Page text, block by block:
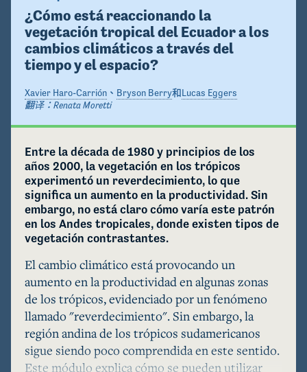
¿Cómo está reaccionando la
vegetación tropical del Ecuador a los
cambios climáticos a través del
tiempo y el espacio?
Xavier Haro-Carrión 、 Bryson Berry和Lucas Eggers
翻译：Renata Moretti
Entre la década de 1980 y principios de los
años 2000, la vegetación en los trópicos
experimentó un reverdecimiento, lo que
significa un aumento en la productividad. Sin
embargo, no está claro cómo varía este patrón
en los Andes tropicales, donde existen tipos de
vegetación contrastantes.
El cambio climático está provocando un
aumento en la productividad en algunas zonas
de los trópicos, evidenciado por un fenómeno
llamado "reverdecimiento". Sin embargo, la
región andina de los trópicos sudamericanos
sigue siendo poco comprendida en este sentido.
Este módulo explica cómo se pueden utilizar